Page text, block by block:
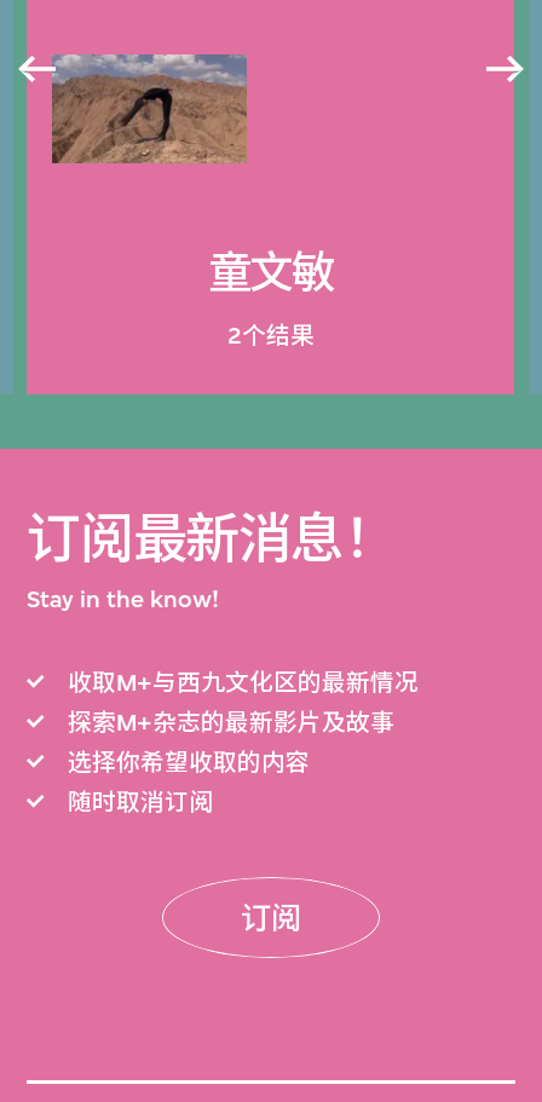
童文敏
2个结果
订阅最新消息！
Stay in the know!
收取M+与西九文化区的最新情况
探索M+杂志的最新影片及故事
选择你希望收取的内容
随时取消订阅
订阅